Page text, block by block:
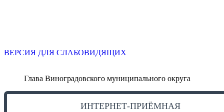
ВЕРСИЯ ДЛЯ СЛАБОВИДЯЩИХ
Глава Виноградовского муниципального округа
ИНТЕРНЕТ-ПРИЁМНАЯ